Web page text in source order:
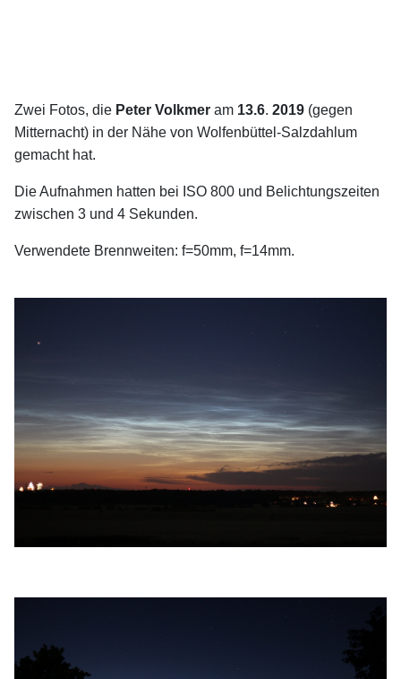
Zwei Fotos, die Peter Volkmer am 13.6. 2019 (gegen
Mitternacht) in der Nähe von Wolfenbüttel-Salzdahlum
gemacht hat.
Die Aufnahmen hatten bei ISO 800 und Belichtungszeiten
zwischen 3 und 4 Sekunden.
Verwendete Brennweiten: f=50mm, f=14mm.